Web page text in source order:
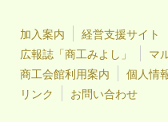
加入案内 経営支援サイト
広報誌「商工みよし」
マ
商工会館利用案内
個人情
リンク
お問い合わせ